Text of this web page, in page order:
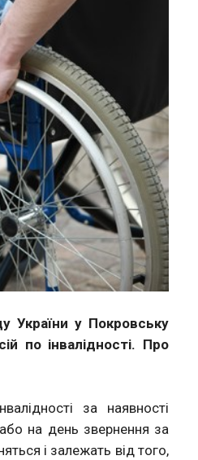
України у Покровську
по інвалідності. Про
за наявності
або на день звернення за
і залежать від того,